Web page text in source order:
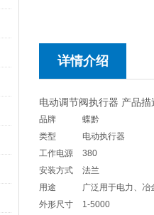
详情介绍
电动调节阀执行器 产品描
品牌 蝶黔
类型
电动执行器
工作电源
380
安装方式
法兰
用途
广泛用于电力、冶
外形尺寸
1-5000